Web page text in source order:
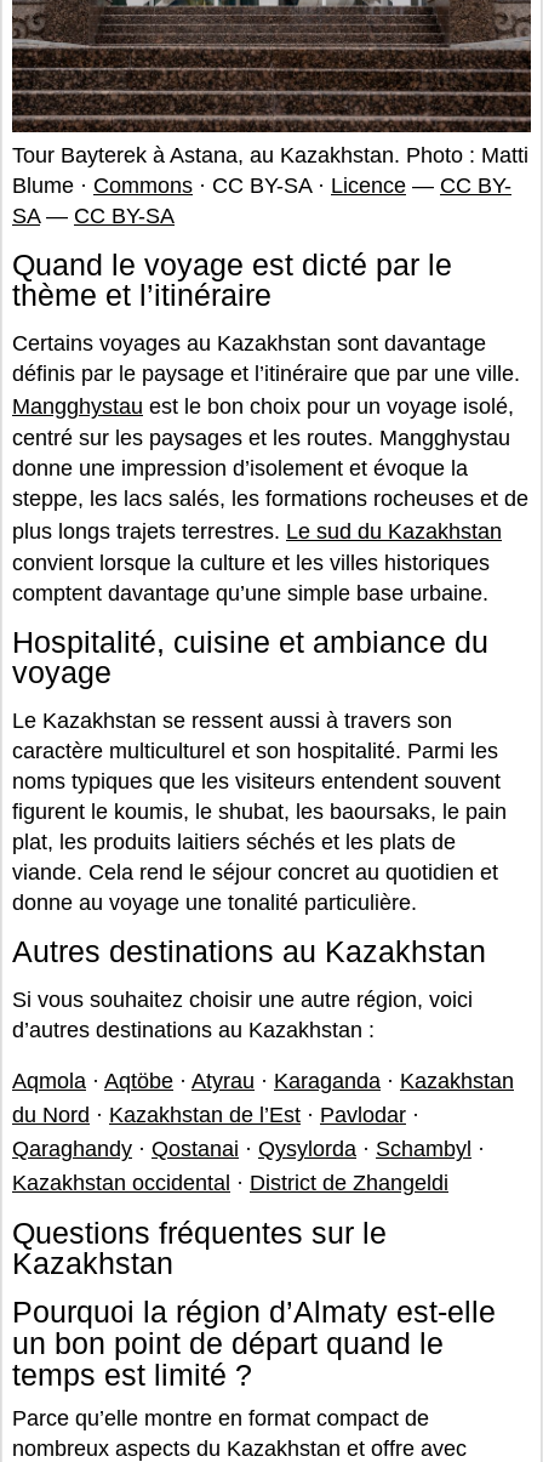
Tour Bayterek à Astana, au Kazakhstan. Photo : Matti
Blume · Commons · CC BY-SA · Licence — CC BY-
SA— CC BY-SA
Quand le voyage est dicté par le
thème et l’itinéraire
Certains voyages au Kazakhstan sont davantage
définis par le paysage et l’itinéraire que par une ville.
Mangghystau est le bon choix pour un voyage isolé,
centré sur les paysages et les routes. Mangghystau
donne une impression d’isolement et évoque la
steppe, les lacs salés, les formations rocheuses et de
plus longs trajets terrestres. Le sud du Kazakhstan
convient lorsque la culture et les villes historiques
comptent davantage qu’une simple base urbaine.
Hospitalité, cuisine et ambiance du
voyage
Le Kazakhstan se ressent aussi à travers son
caractère multiculturel et son hospitalité. Parmi les
noms typiques que les visiteurs entendent souvent
figurent le koumis, le shubat, les baoursaks, le pain
plat, les produits laitiers séchés et les plats de
viande. Cela rend le séjour concret au quotidien et
donne au voyage une tonalité particulière.
Autres destinations au Kazakhstan
Si vous souhaitez choisir une autre région, voici
d’autres destinations au Kazakhstan :
Aqmola · Aqtöbe · Atyrau · Karaganda · Kazakhstan
du Nord · Kazakhstan de l’Est · Pavlodar ·
Qaraghandy · Qostanai · Qysylorda · Schambyl ·
Kazakhstan occidental · District de Zhangeldi
Questions fréquentes sur le
Kazakhstan
Pourquoi la région d’Almaty est-elle
un bon point de départ quand le
temps est limité ?
Parce qu’elle montre en format compact de
nombreux aspects du Kazakhstan et offre avec